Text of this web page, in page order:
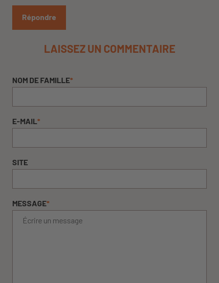
Répondre
LAISSEZ UN COMMENTAIRE
NOM DE FAMILLE*
E-MAIL *
SITE
MESSAGE*